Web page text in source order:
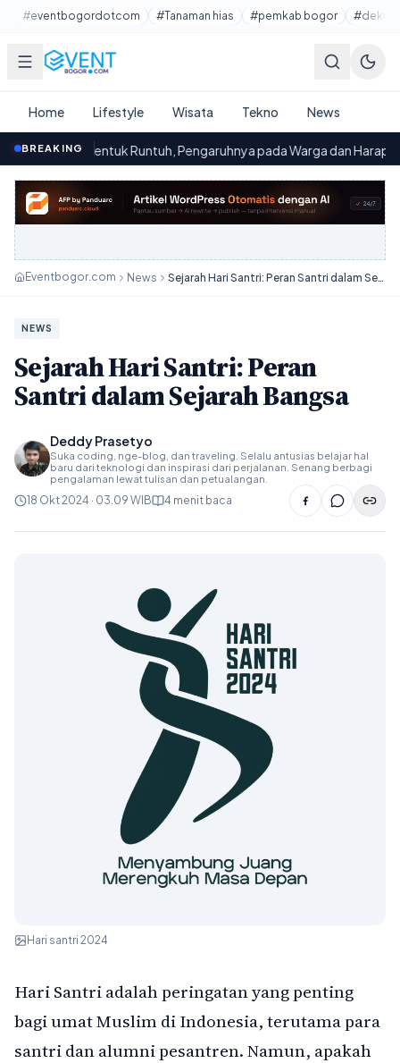
Lewati ke konten utama
#eventbogordotcom #Tanaman hias #pemkab bogor
Home Lifestyle Wisata Tekno News
BREAKING
Runtuh, Pengaruhnya pada Warga dan Harapan Pemerintah·
Eventbogor.com News Sejarah Hari Santri: Peran Santri dalam Sejarah Bangsa
NEWS
Sejarah Hari Santri: Peran
Santri dalam Sejarah Bangsa
Deddy Prasetyo
Suka coding, nge-blog, dan traveling. Selalu antusias belajar hal
baru dari teknologi dan inspirasi dari perjalanan. Senang berbagi
pengalaman lewat tulisan dan petualangan.
18 Okt 2024 · 03.09 WIB 4 menit baca
Hari santri 2024
Hari Santri adalah peringatan yang penting
bagi umat Muslim di Indonesia, terutama para
santri dan alumni pesantren. Namun, apakah